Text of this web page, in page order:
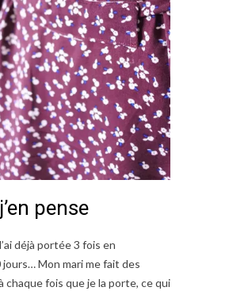
pense
déjà portée 3 fois en
Mon mari me fait des
chaque fois que je la porte, ce qui